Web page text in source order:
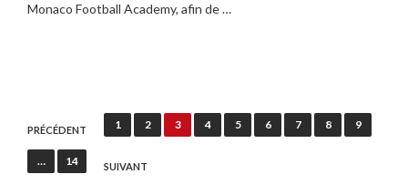
Monaco Football Academy, afin de …
N
a
v
PRÉCÉDENT 1 2 3 4 5 6 7 8 9
… 14 SUIVANT